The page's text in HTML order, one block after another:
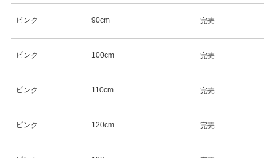
ピンク 90cm 完売
ピンク 100cm 完売
ピンク 110cm 完売
ピンク 120cm 完売